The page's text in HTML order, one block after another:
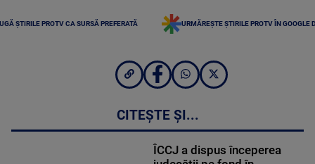
ȘTIRILE PROTV CA SURSĂ PREFERATĂ URMĂREȘTE ȘTIRILE PROTV ÎN GOOGLE
CITEȘTE ȘI...
ÎCCJ a dispus începerea